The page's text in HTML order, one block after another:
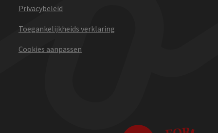
Privacybeleid
Toegankelijkheids verklaring
Cookies aanpassen